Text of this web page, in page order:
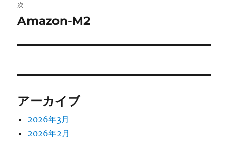
ゲ
ー
ン
稿:
次
次
投
Amazon-M2
アーカイブ
2026年3月
2026年2月